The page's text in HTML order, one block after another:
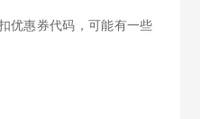
优惠券代码，可能有一些